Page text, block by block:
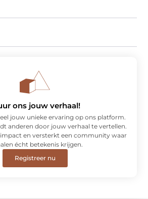
ons jouw verhaal!
jouw unieke ervaring op ons platform.
anderen door jouw verhaal te vertellen.
en versterkt een community waar
écht betekenis krijgen.
Registreer nu